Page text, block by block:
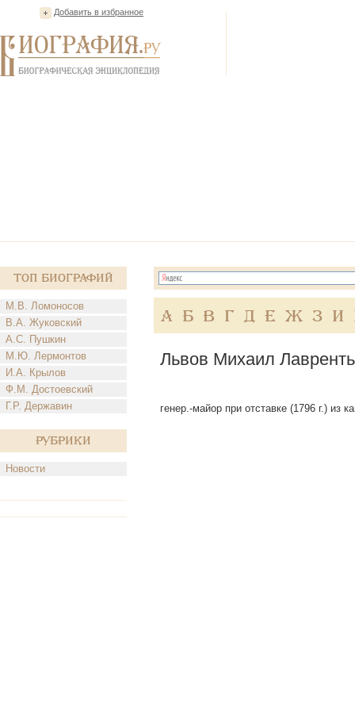
Добавить в избранное
Топ Биографий
М.В. Ломоносов
В.А. Жуковский
А.С. Пушкин
М.Ю. Лермонтов
И.А. Крылов
Ф.М. Достоевский
Г.Р. Державин
Рубрики
Новости
А Б В Г Д Е Ж З И
Львов Михаил
генер.-майор при отставке (1796 г.) из